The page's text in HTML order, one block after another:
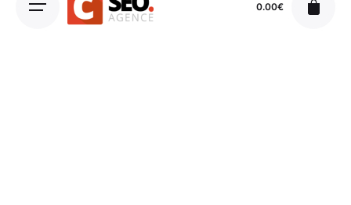
0.00€